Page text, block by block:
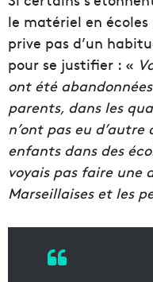
le matériel en écoles
prive pas d’un
pour se justifier : «
ont été
parents, dans les
n’ont pas eu
enfants dans des
voyais pas faire une
Marseillaises et les